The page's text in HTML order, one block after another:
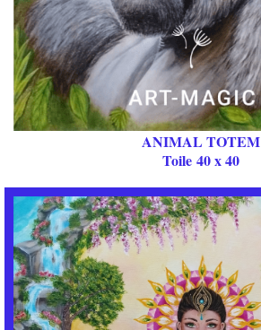
ANIMAL TOTEM
Toile 40 x 40